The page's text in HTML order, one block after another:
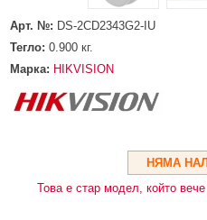
ГЪВКАВИ ГОФРИРАНИ ТРЪБИ
POE УДЪЛЖИТЕЛИ И POE
МИКРОФОНИ И ГОВОРИТЕЛИ ЗА
УПРАВЛЕНИЯ ЗА ВЪРТЯЩИ КАМЕРИ
ГРЪМОЗАЩИТИ
ПВЦ КУТИИ
Арт. №: DS-2CD2343G2-IU
Тегло:0.900 кг.
Марка: HIKVISION
НЯМА
Това е стар модел, който